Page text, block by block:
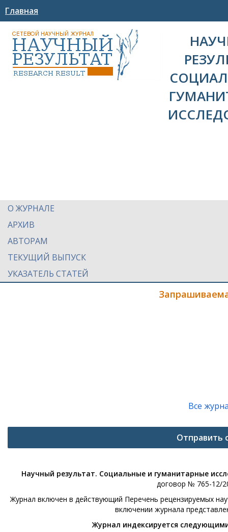
Главная
О ЖУРНАЛЕ
АРХИВ
АВТОРАМ
ТЕКУЩИЙ ВЫПУСК
УКАЗАТЕЛЬ СТАТЕЙ
Все
Отправить
Научный результат. Социальные и гуманитарные
договор № 765-12/
Журнал включен в действующий Перечень рецензируемых
включении журнала
Журнал индексируется